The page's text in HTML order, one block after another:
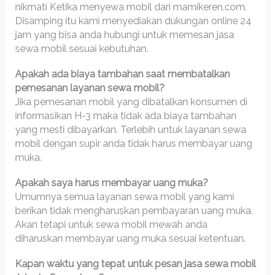
nikmati Ketika menyewa mobil dari mamikeren.com.
Disamping itu kami menyediakan dukungan online 24
jam yang bisa anda hubungi untuk memesan jasa
sewa mobil sesuai kebutuhan.
Apakah ada biaya tambahan saat membatalkan
pemesanan layanan sewa mobil?
Jika pemesanan mobil yang dibatalkan konsumen di
informasikan H-3 maka tidak ada biaya tambahan
yang mesti dibayarkan. Terlebih untuk layanan sewa
mobil dengan supir anda tidak harus membayar uang
muka.
Apakah saya harus membayar uang muka?
Umumnya semua layanan sewa mobil yang kami
berikan tidak mengharuskan pembayaran uang muka.
Akan tetapi untuk sewa mobil mewah anda
diharuskan membayar uang muka sesuai ketentuan.
Kapan waktu yang tepat untuk pesan jasa sewa mobil